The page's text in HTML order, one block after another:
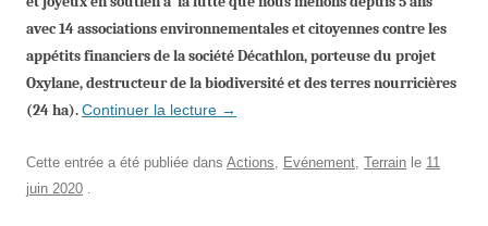
avec 14 associations environnementales et citoyennescontreles
appétitsfinanciersde la société Décathlon, porteuse du projet
Oxylane, destructeur delabiodiversité et desterres nourricières
(24 ha).Continuer la lecture →
Cette entrée a été publiée dans Actions, Evénement, Terrain le 11
juin 2020 .